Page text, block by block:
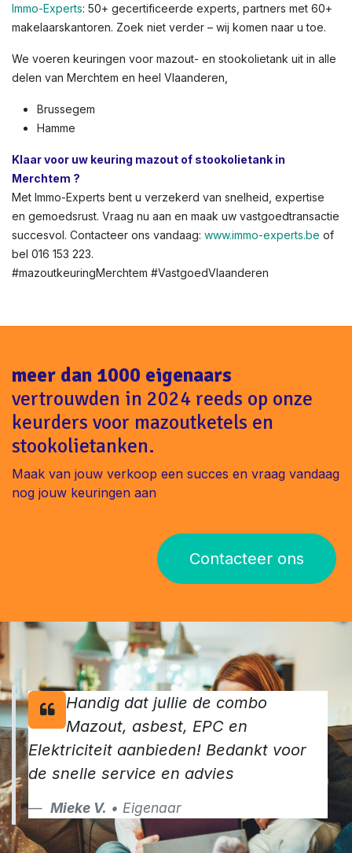
Immo-Experts: 50+ gecertificeerde experts, partners met 60+
makelaarskantoren. Zoek niet verder – wij komen naar u toe.
We voeren keuringen voor mazout- en stookolietank uit in alle
delen van Merchtem en heel Vlaanderen,
Brussegem
Hamme
Klaar voor uw keuring mazout of stookolietank in
Merchtem ?
Met Immo-Experts bent u verzekerd van snelheid, expertise
en gemoedsrust. Vraag nu aan en maak uw vastgoedtransactie
succesvol. Contacteer ons vandaag: www.immo-experts.be of
bel 016 153 223.
#mazoutkeuringMerchtem #VastgoedVlaanderen
meer dan 1000 eigenaars
vertrouwden in 2024 reeds op onze
keurders voor mazoutketels en
stookolietanken.
Maak van jouw verkoop een succes en vraag vandaag
nog jouw keuringen aan
Contacteer ons
Handig dat jullie de combo
Mazout, asbest, EPC en
Elektriciteit aanbieden! Bedankt voor
de snelle service en advies
Mieke V. • Eigenaar